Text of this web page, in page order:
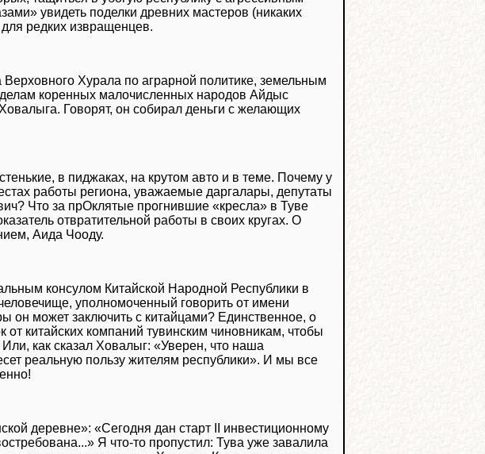
увидеть поделки древних мастеров (никаких
для редких извращенцев.
Хурала по аграрной политике, земельным
коренных малочисленных народов Айдыс
Говорят, он собирал деньги с желающих
в пиджаках, на крутом авто и в теме. Почему у
работы региона, уважаемые даргалары, депутаты
Что за прОклятые прогнившие «кресла» в Туве
отвратительной работы в своих кругах. О
Аида Чооду.
консулом Китайской Народной Республики в
уполномоченный говорить от имени
он может заключить с китайцами? Единственное, о
от китайских компаний тувинским чиновникам, чтобы
как сказал Ховалыг: «Уверен, что наша
реальную пользу жителям республики». И мы все
деревне»: «Сегодня дан старт II инвестиционному
Я что-то пропустил: Тува уже завалила